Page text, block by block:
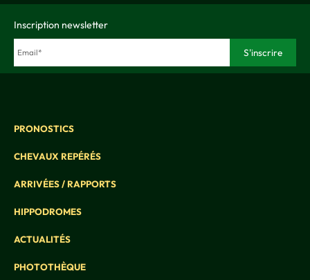
Inscription newsletter
PRONOSTICS
CHEVAUX REPÉRÉS
ARRIVÉES / RAPPORTS
HIPPODROMES
ACTUALITÉS
PHOTOTHÈQUE